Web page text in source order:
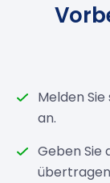
Melden
an.
Geben Sie